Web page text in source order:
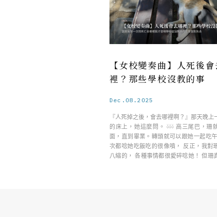
【女校變奏曲】人死後
裡？那些學校沒教的事
Dec.08.2025
『人死掉之後，會去哪裡啊？』那天晚上
的床上，她這麼問。 𓍱𓍱𓍱 高三尾巴，珊
面，直到畢業。轉頭就可以跟她一起吃
次都唸她吃飯吃的很像噴， 反正，我對
八縮的， 各種事情都很愛碎唸她！ 但珊